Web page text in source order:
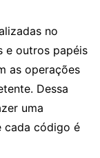
no
e outros papéis
as operações
Dessa
uma
cada código é